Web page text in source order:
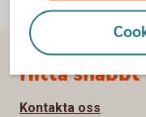
Sidfot
Hitta snabbt
Kontakta oss